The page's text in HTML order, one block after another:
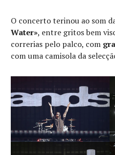
O concerto terinou ao som
Water», entre gritos bem
correrias pelo palco, com
com uma camisola da